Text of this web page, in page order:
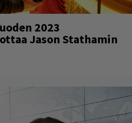
2023
Jason Stathamin